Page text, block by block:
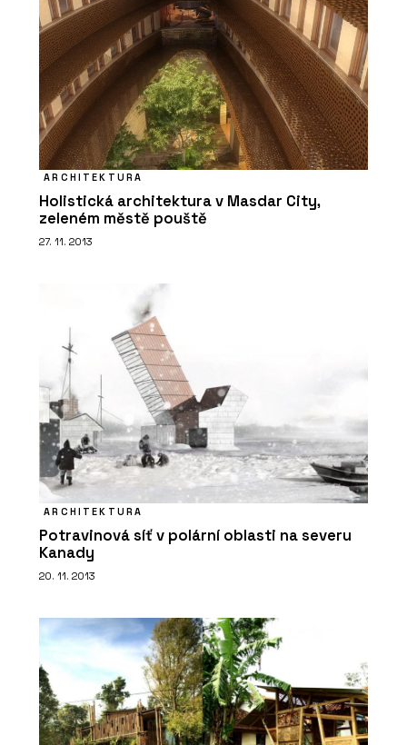
ARCHITEKTURA
Holistická architektura v Masdar City,
zeleném městě pouště
27. 11. 2013
ARCHITEKTURA
Potravinová síť v polární oblasti na severu
Kanady
20. 11. 2013